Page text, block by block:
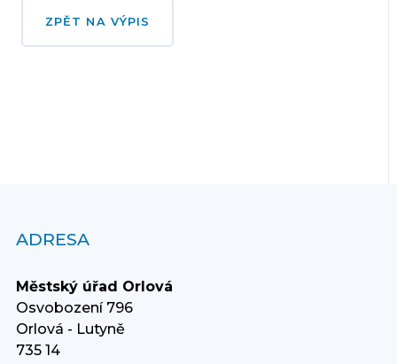
ZPĚT NA VÝPIS
ADRESA
Městský úřad Orlová
Osvobození 796
Orlová - Lutyně
735 14